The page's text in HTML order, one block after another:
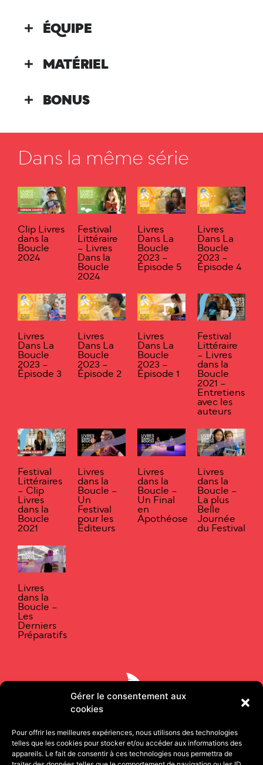
Gérer le consentement aux
cookies
Pour offrir les meilleures expériences, nous utilisons des technologies
telles que les cookies pour stocker et/ou accéder aux informations des
appareils. Le fait de consentir à ces technologies nous permettra de
ÉQUIPE
MATÉRIEL
BONUS
Dans la même série
Clip Livres
dans la
Boucle
2024
Festival
Littéraire
– Livres
Dans la
Boucle
2024
Livres
Dans La
Boucle
2023 –
Épisode 5
Livres
Dans La
Boucle
2023 –
Épisode 4
Livres
Dans La
Boucle
2023 –
Épisode 3
Livres
Dans La
Boucle
2023 –
Épisode 2
Livres
Dans La
Boucle
2023 –
Épisode 1
Festival
Littéraire
– Livres
dans la
Boucle
2021 –
Entretiens
avec les
auteurs
Festival
Littéraires
– Clip
Livres
dans la
Boucle
2021
Livres
dans la
Boucle –
Un
Festival
pour les
Éditeurs
Livres
dans la
Boucle –
Un Final
en
Apothéose
Livres
dans la
Boucle –
La plus
Belle
Journée
du Festival
Livres
dans la
Boucle –
Les
Derniers
Préparatifs